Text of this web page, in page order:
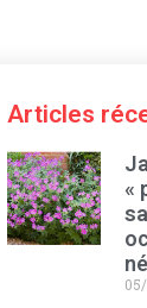
Articles
«